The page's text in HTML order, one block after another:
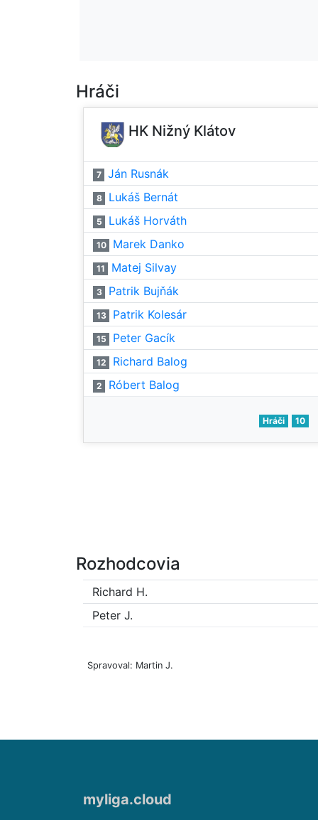
Hráči
HK Nižný Klátov
7 Ján Rusnák
8 Lukáš Bernát
5 Lukáš Horváth
10 Marek Danko
11 Matej Silvay
3 Patrik Bujňák
13 Patrik Kolesár
15 Peter Gacík
12 Richard Balog
2 Róbert Balog
Hráči 10
Rozhodcovia
Richard H.
Peter J.
Spravoval: Martin J.
myliga.cloud